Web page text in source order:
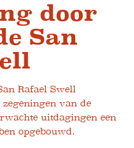
door
San
Rafael Swell
van de
uitdagingen een
opgebouwd.